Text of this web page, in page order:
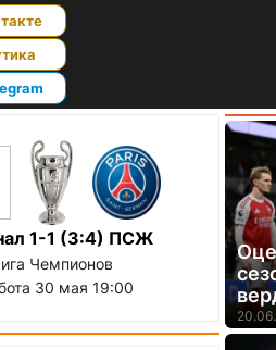
1-1 (3:4) ПСЖ
Чемпионов
30 мая 19:00